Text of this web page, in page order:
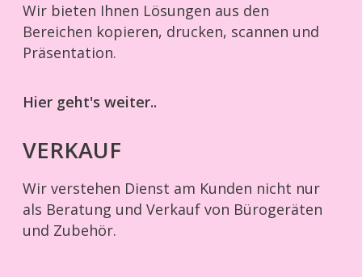
Wir bieten Ihnen Lösungen aus den
Bereichen kopieren, drucken, scannen und
Präsentation.
Hier geht's weiter..
VERKAUF
Wir verstehen Dienst am Kunden nicht nur
als Beratung und Verkauf von Bürogeräten
und Zubehör.